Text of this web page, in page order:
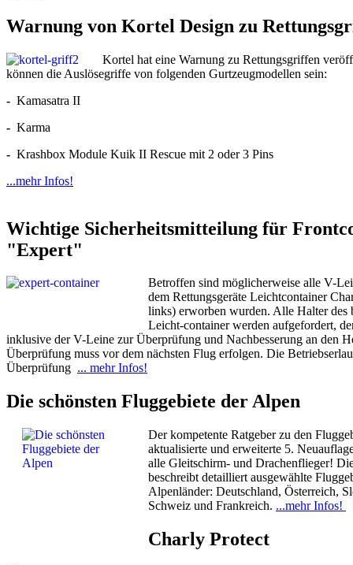
Warnung von Kortel Design zu
Kortel hat eine Warnung zu Rettungsgriffen
können die Auslösegriffe von folgenden Gurtzeugmodellen sein:
- Kamasatra II
- Karma
- Krashbox Module Kuik II Rescue mit 2 oder 3 Pins
...mehr Infos!
Wichtige Sicherheitsmitteilung für
"Expert"
Betroffen sind möglicherweise alle V-
dem Rettungsgeräte Leichtcontainer
links) erworben wurden. Alle Halter des
Leicht-container werden aufgefordert,
inklusive der V-Leine zur Überprüfung und Nachbesserung an den
Überprüfung muss vor dem nächsten Flug erfolgen. Die
Überprüfung ... mehr Infos!
Die schönsten Fluggebiete der Alpen
Der kompetente Ratgeber zu den
aktualisierte und erweiterte ­5.
alle ­Gleitschirm- und ­Drachenflieger!
beschreibt detailliert ­ausgewählte
Alpenländer: Deutschland, Österreich,
Schweiz und Frankreich. ...mehr Infos!
Charly Protect